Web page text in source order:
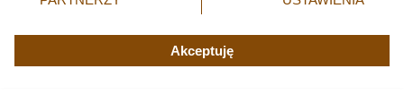
znajdujący się w lewym dolnym rogu strony. Niektóre
użytkownika, ale masz prawo sprzeciwić się takiemu
przetwarzaniu. Preferencje będą miały zastosowania tylko
Akceptuję